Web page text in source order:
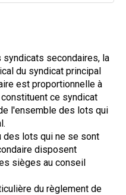
secondaires, la
du syndicat principal
est proportionnelle à
ce syndicat
l'ensemble des lots qui
des lots qui ne se sont
disposent
sièges au conseil
du règlement de